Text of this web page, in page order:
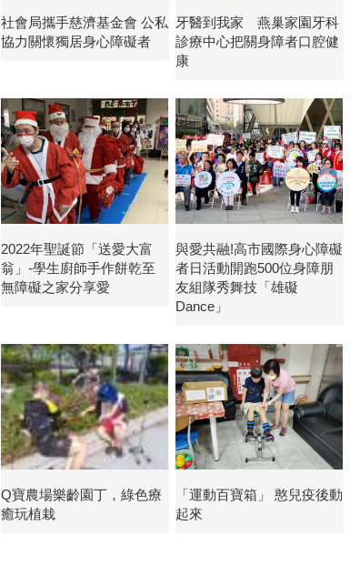
社會局攜手慈濟基金會 公私
協力關懷獨居身心障礙者
牙醫到我家 燕巢家園牙科
診療中心把關身障者口腔健
康
2022年聖誕節「送愛大富
翁」-學生廚師手作餅乾至
無障礙之家分享愛
與愛共融!高市國際身心障礙
者日活動開跑500位身障朋
友組隊秀舞技「雄礙
Dance」
Q寶農場樂齡園丁，綠色療
癒玩植栽
「運動百寶箱」 憨兒疫後動
起來